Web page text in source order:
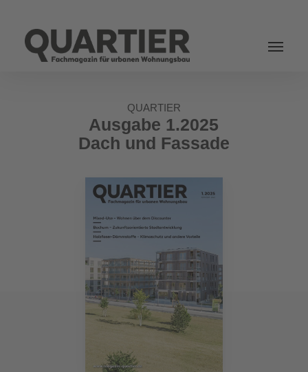
QUARTIER
Ausgabe 1.2025
Dach und Fassade